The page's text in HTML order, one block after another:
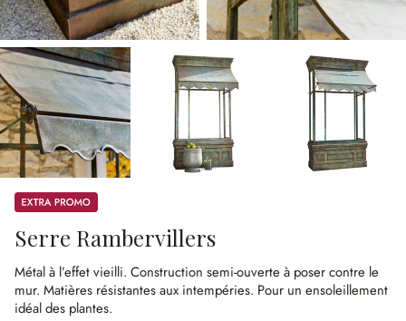
Promos
Serre Rambervillers
Métal à l’effet vieilli. Construction semi-ouverte à poser contre le
mur. Matières résistantes aux intempéries. Pour un ensoleillement
idéal des plantes.